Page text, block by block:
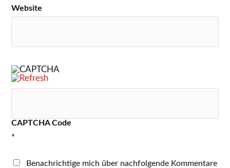
Website
CAPTCHA Code
*
Benachrichtige mich über nachfolgende Kommentare